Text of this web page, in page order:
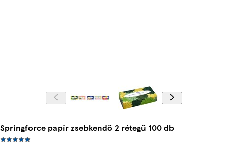
Springforce papír zsebkendő 2 rétegű 100 db